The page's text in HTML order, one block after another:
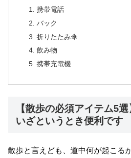
携帯電話
バック
折りたたみ傘
飲み物
携帯充電機
【散歩の必須アイテム5
いざというとき便利です
散歩と言えども、道中何が起こる